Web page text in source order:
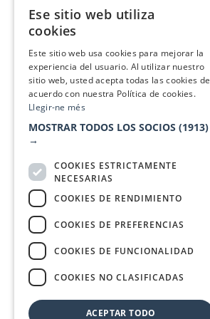
Ese sitio web utiliza
cookies
Este sitio web usa cookies para mejorar la
experiencia del usuario. Al utilizar nuestro
sitio web, usted acepta todas las cookies de
acuerdo con nuestra Política de cookies.
Llegir-ne més
MOSTRAR TODOS LOS SOCIOS (1913)
→
COOKIES ESTRICTAMENTE
NECESARIAS
COOKIES DE RENDIMIENTO
COOKIES DE PREFERENCIAS
COOKIES DE FUNCIONALIDAD
COOKIES NO CLASIFICADAS
ACEPTAR TODO